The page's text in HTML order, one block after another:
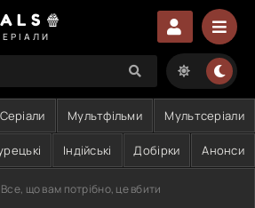
Серіали Мультфільми Мультсеріали
Індійські Добірки Анонси
Все, що вам потрібно, це вбити